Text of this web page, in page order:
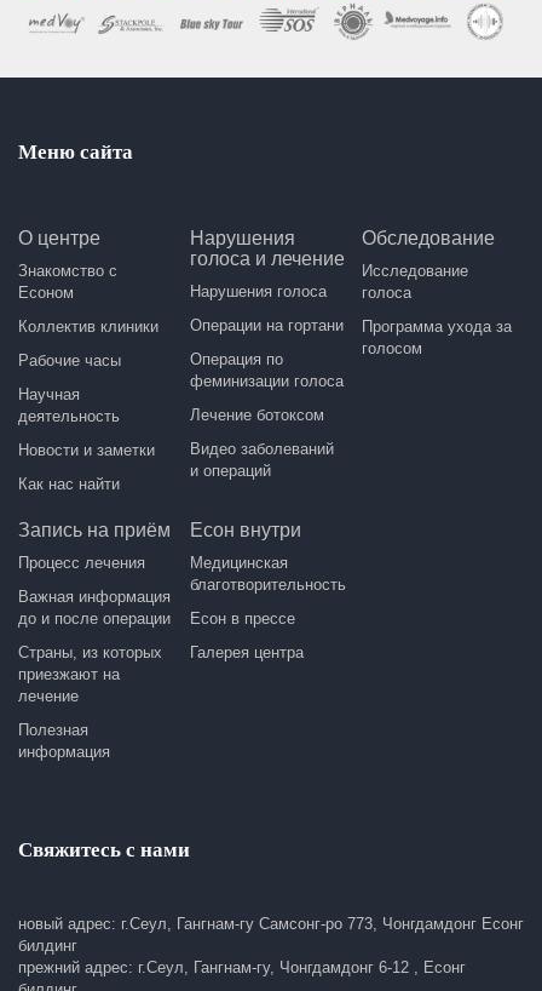
Меню сайта
О центре
Знакомство с
Есоном
Коллектив клиники
Рабочие часы
Научная
деятельность
Новости и заметки
Как нас найти
Нарушения
голоса и лечение
Нарушения голоса
Операции на гортани
Операция по
феминизации голоса
Лечение ботоксом
Видео заболеваний
и операций
Обследование
Исследование
голоса
Программа ухода за
голосом
Запись на приём
Процесс лечения
Важная информация
до и после операции
Страны, из которых
приезжают на
лечение
Полезная
информация
Есон внутри
Медицинская
благотворительность
Есон в прессе
Галерея центра
Свяжитесь с нами
новый адрес: г.Сеул, Гангнам-гу Самсонг-ро 773, Чонгдамдонг Есонг
билдинг
прежний адрес: г.Сеул, Гангнам-гу, Чонгдамдонг 6-12 , Есонг